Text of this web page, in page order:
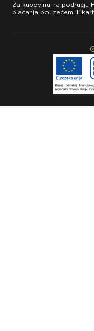
Za kupovinu na području
plaćanja pouzećem ili